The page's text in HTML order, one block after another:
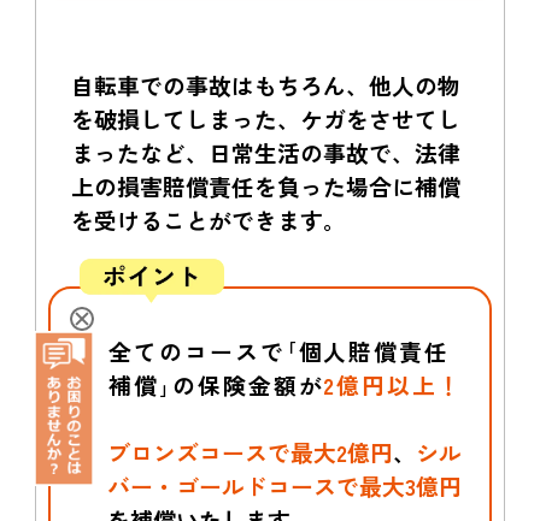
自転車での事故はもちろん、他人の物
を破損してしまった、ケガをさせてし
まったなど、 日常生活の事故で、法律
上の損害賠償責任を負った場合に補償
を受けることができます。
全てのコースで｢個人賠償責任
補償｣の保険金額が2億円以上！
ブロンズコースで最大2億円、 シル
バー・ゴールドコースで最大3億円